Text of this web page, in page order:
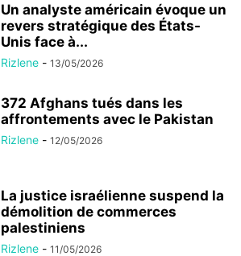
Un analyste américain évoque un
revers stratégique des États-
Unis face à...
Rizlene - 13/05/2026
372 Afghans tués dans les
affrontements avec le Pakistan
Rizlene - 12/05/2026
La justice israélienne suspend la
démolition de commerces
palestiniens
Rizlene - 11/05/2026